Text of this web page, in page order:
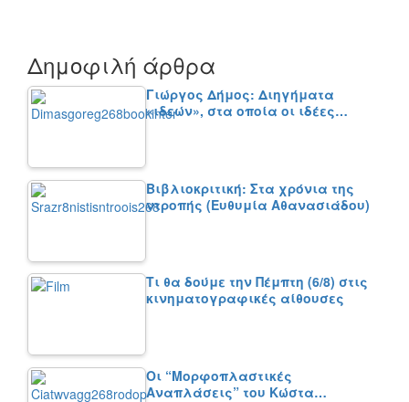
Δημοφιλή άρθρα
Γιώργος Δήμος: Διηγήματα
«ιδεών», στα οποία οι ιδέες…
Βιβλιοκριτική: Στα χρόνια της
ντροπής (Ευθυμία Αθανασιάδου)
Τι θα δούμε την Πέμπτη (6/8) στις
κινηματογραφικές αίθουσες
Οι “Μορφοπλαστικές
Αναπλάσεις” του Κώστα…